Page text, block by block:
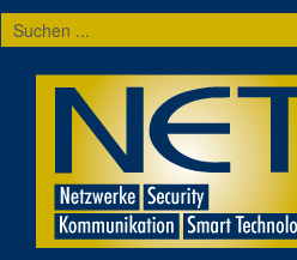
Suchen
...